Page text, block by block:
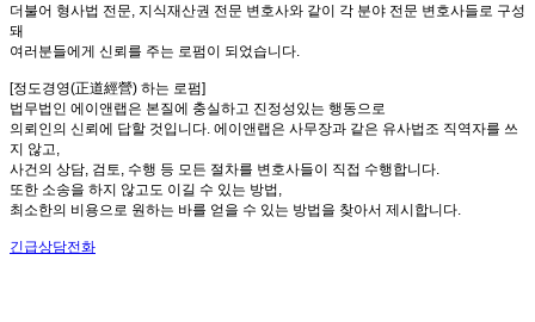
더불어 형사법 전문, 지식재산권 전문 변호사와 같이 각 분야 전문 변호사들로 구성
돼
여러분들에게 신뢰를 주는 로펌이 되었습니다.
[정도경영(正道經營) 하는 로펌]
법무법인 에이앤랩은 본질에 충실하고 진정성있는 행동으로
의뢰인의 신뢰에 답할 것입니다. 에이앤랩은 사무장과 같은 유사법조 직역자를 쓰
지 않고,
사건의 상담, 검토, 수행 등 모든 절차를 변호사들이 직접 수행합니다.
또한 소송을 하지 않고도 이길 수 있는 방법,
최소한의 비용으로 원하는 바를 얻을 수 있는 방법을 찾아서 제시합니다.